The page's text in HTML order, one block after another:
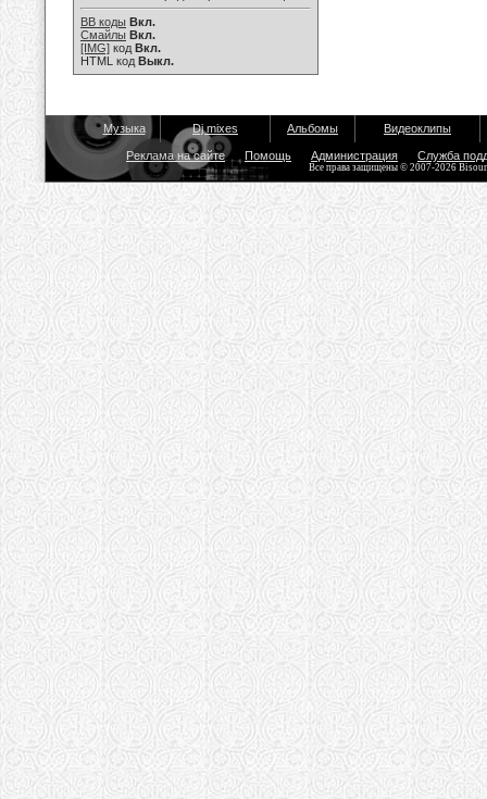
BB коды Вкл.
Смайлы Вкл.
[IMG] код Вкл.
HTML код Выкл.
Музыка Dj mixes Альбомы Видеоклипы
Реклама на сайте Помощь Администрация Служба
Все права защищены © 2007-2026